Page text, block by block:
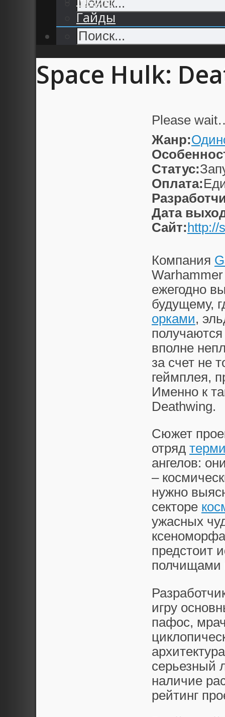
Гайды
Space Hulk:
Please
Жанр:
Статус:
Оплата:
Дата
Сайт: http://
Компания
Warhammer
ежегодно
будущему,
орками,
вполне
за счет не
геймплея,
Именно к
Deathwing.
Сюжет
отряд
ангелов:
–
нужно
секторе
ужасных
предстоит
полчищами
игру
пафос,
серьезный
наличие
рейтинг